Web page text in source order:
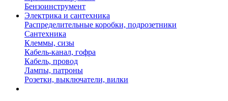
Бензоинструмент
Электрика и сантехника
Распределительные коробки, подрозетники
Сантехника
Клеммы, сизы
Кабель-канал, гофра
Кабель, провод
Лампы, патроны
Розетки, выключатели, вилки